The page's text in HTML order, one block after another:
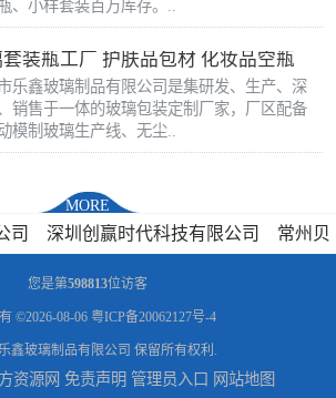
、小样套装百万库存。..
装瓶工厂 护肤品包材 化妆品空瓶
乐鑫玻璃制品有限公司是集研发、生产、深
销售于一体的玻璃包装定制厂家，厂区配备
模制玻璃生产线、无尘..
MORE
司 深圳创赢时代科技有限公司 常州贝
广州近江物流有限公司
公司 河南佳信电子科技有限公司
您是第598813位访客
©2026-08-06 粤ICP备20062127号-4
鑫玻璃制品有限公司 保留所有权利.
资源网 免责声明 管理员入口 网站地图